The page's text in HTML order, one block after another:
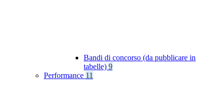
Bandi di concorso (da pubblicare in
tabelle) 9
Performance 11